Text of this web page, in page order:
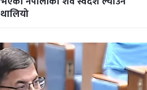
थालियो